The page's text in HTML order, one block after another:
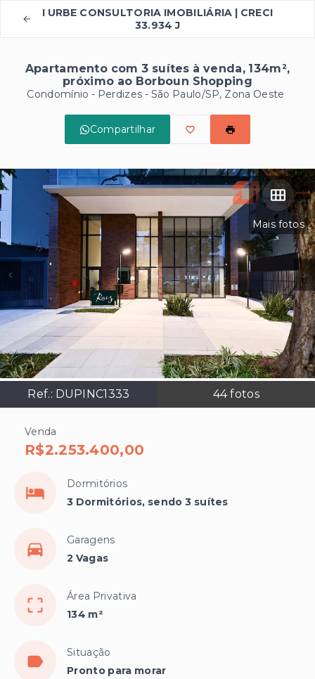
I URBE CONSULTORIA IMOBILIÁRIA | CRECI
33.934 J
Apartamento com 3 suítes à venda, 134m²,
próximo ao Borboun Shopping
Condomínio - Perdizes - São Paulo/SP, Zona Oeste
Compartilhar
Mais fotos
Ref.: DUPINC1333 44fotos
Venda
R$2.253.400,00
Dormitórios
3 Dormitórios, sendo 3 suítes
Garagens
2 Vagas
Área Privativa
134 m²
Situação
Pronto para morar